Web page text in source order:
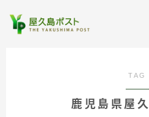
TAG
鹿児島県屋